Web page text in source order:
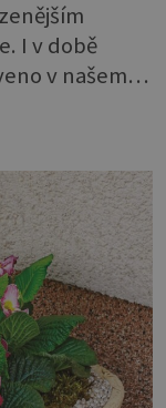
I v době
v našem
je nám
chuť
se bude do
sluší
Které